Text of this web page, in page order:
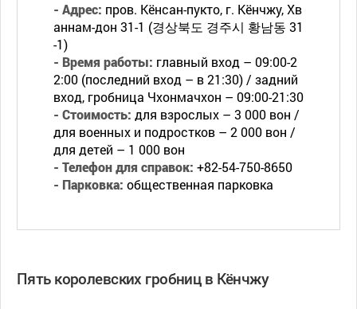
- Адрес: пров. Кёнсан-пукто, г. Кёнчжу, Хв
аннам-дон 31-1 (경상북도 경주시 황남동 31
-1)
- Время работы: главный вход – 09:00-2
2:00 (последний вход – в 21:30) / задний
вход, гробница Чхонмачхон – 09:00-21:30
- Стоимость: для взрослых – 3 000 вон /
для военных и подростков – 2 000 вон /
для детей – 1 000 вон
- Телефон для справок: +82-54-750-8650
- Парковка: общественная парковка
Пять королевских гробниц в Кёнчжу